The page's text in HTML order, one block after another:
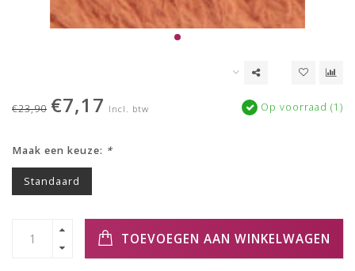
€23,90 €7,17 Incl. btw Op voorraad (1)
Maak een keuze: *
Standaard
TOEVOEGEN AAN WINKELWAGEN